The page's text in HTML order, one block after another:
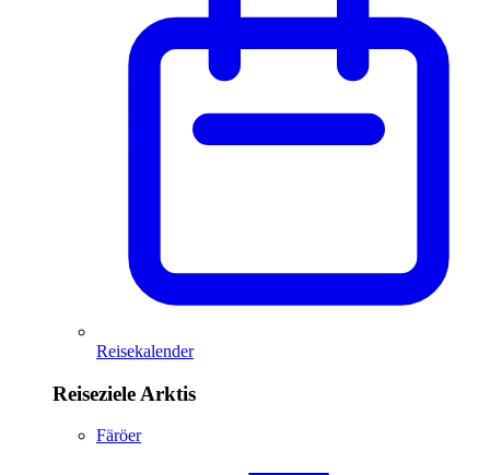
Reisekalender
Reiseziele Arktis
Färöer